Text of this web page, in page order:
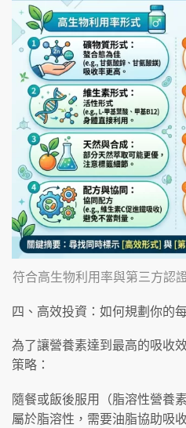
符合高生物利用率與第三方認
四、高效投資：如何規劃你的
為了讓營養素達到最高的吸收
策略：
隨餐或飯後服用（脂溶性營養
屬於脂溶性，需要油脂協助吸